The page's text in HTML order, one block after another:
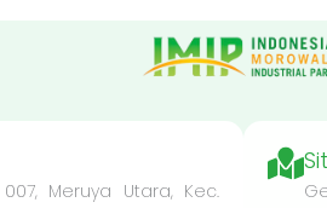
Meruya Utara, Kec.